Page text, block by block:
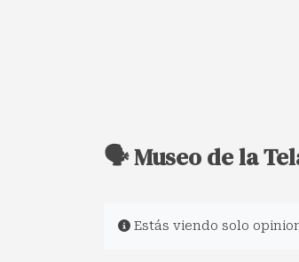
🗣️ Museo de la
Estás viendo solo